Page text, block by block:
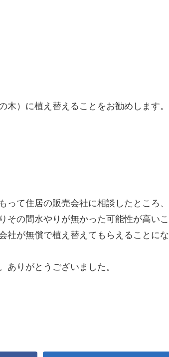
）に植え替えることをお勧めします。
て住居の販売会社に相談したところ、
その間水やりが無かった可能性が高いこ
社が無償で植え替えてもらえることにな
ありがとうございました。